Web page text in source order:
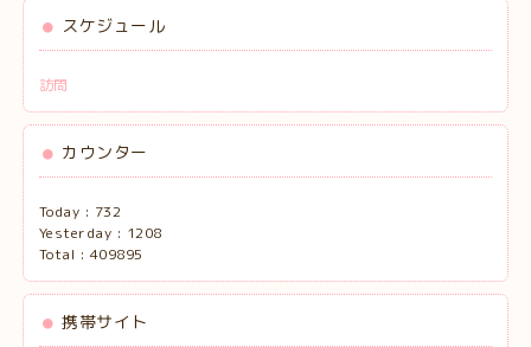
スケジュール
訪問
カウンター
Today : 732
Yesterday : 1208
Total : 409895
携帯サイト